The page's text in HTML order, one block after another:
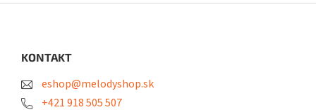
KONTAKT
eshop@melodyshop.sk
+421 918 505 507